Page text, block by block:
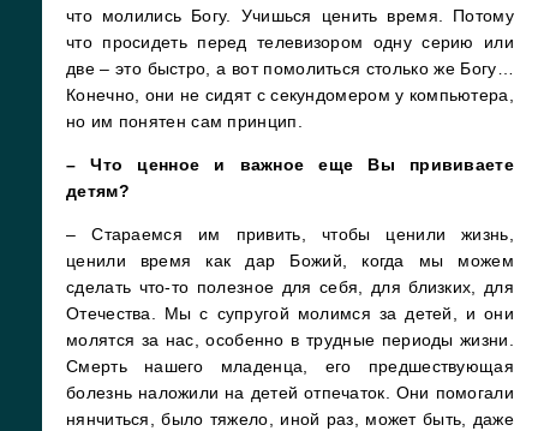
что молились Богу. Учишься ценить время. Потому
что просидеть перед телевизором одну серию или
две – это быстро, а вот помолиться столько же Богу…
Конечно, они не сидят с секундомером у компьютера,
но им понятен сам принцип.
– Что ценное и важное еще Вы прививаете
детям?
– Стараемся им привить, чтобы ценили жизнь,
ценили время как дар Божий, когда мы можем
сделать что-то полезное для себя, для близких, для
Отечества. Мы с супругой молимся за детей, и они
молятся за нас, особенно в трудные периоды жизни.
Смерть нашего младенца, его предшествующая
болезнь наложили на детей отпечаток. Они помогали
нянчиться, было тяжело, иной раз, может быть, даже